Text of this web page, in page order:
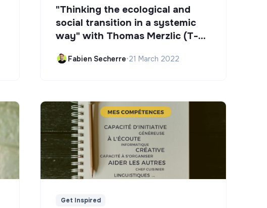
"Thinking the ecological and
social transition in a systemic
way" with Thomas Merzlic (T-
Fabien Secherre•21 March 2022
Get Inspired